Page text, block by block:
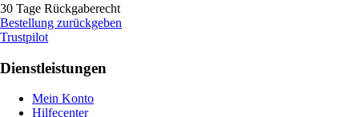
30 Tage Rückgaberecht
Bestellung zurückgeben
Trustpilot
Dienstleistungen
Mein Konto
Hilfecenter